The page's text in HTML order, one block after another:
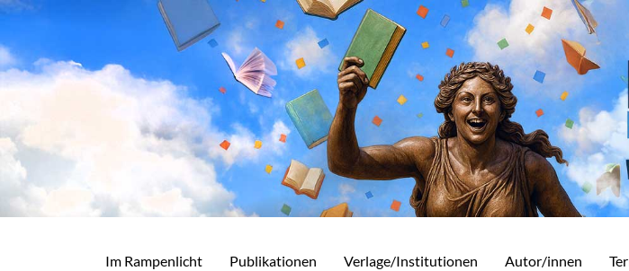
Im Rampenlicht Publikationen Verlage/Institutionen Autor/innen